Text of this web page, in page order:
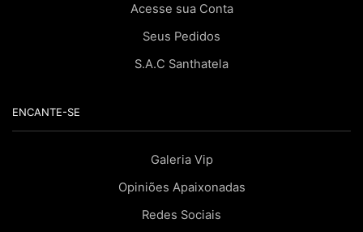
Acesse sua Conta
Seus Pedidos
S.A.C Santhatela
ENCANTE-SE
Galeria Vip
Opiniões Apaixonadas
Redes Sociais